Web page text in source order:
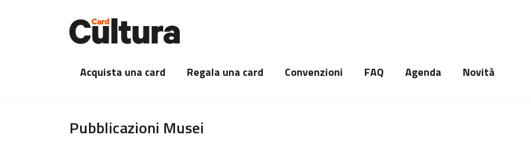
Acquista una card Regala una card Convenzioni FAQ Agenda Novità
Pubblicazioni Musei